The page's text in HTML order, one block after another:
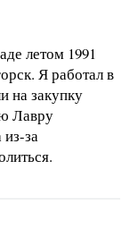
летом 1991
Я работал в
на закупку
Лавру
за